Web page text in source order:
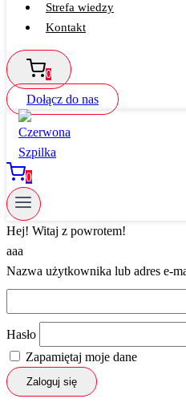
Strefa wiedzy
Kontakt
0
Dołącz do nas
0
Hej! Witaj z powrotem!
aaa
Nazwa użytkownika lub adres e-
Hasło
Zapamiętaj moje dane
Zaloguj się